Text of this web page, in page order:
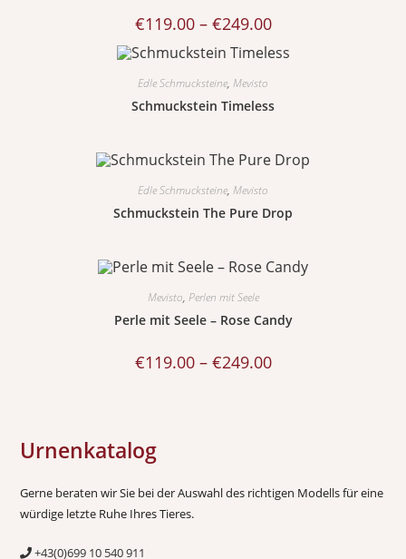
€119.00 – €249.00
Edle Schmucksteine, Mevisto
Schmuckstein Timeless
Edle Schmucksteine, Mevisto
Schmuckstein The Pure Drop
Mevisto, Perlen mit Seele
Perle mit Seele – Rose Candy
€119.00 – €249.00
Urnenkatalog
Gerne beraten wir Sie bei der Auswahl des richtigen Modells für eine
würdige letzte Ruhe Ihres Tieres.
+43(0)699 10 540 911